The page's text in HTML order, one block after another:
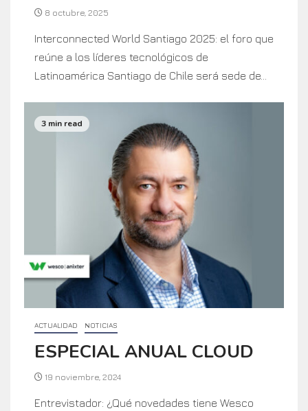
8 octubre, 2025
Interconnected World Santiago 2025: el foro que
reúne a los líderes tecnológicos de
Latinoamérica Santiago de Chile será sede de...
3 min read
ACTUALIDAD NOTICIAS
ESPECIAL ANUAL CLOUD
19 noviembre, 2024
Entrevistador: ¿Qué novedades tiene Wesco